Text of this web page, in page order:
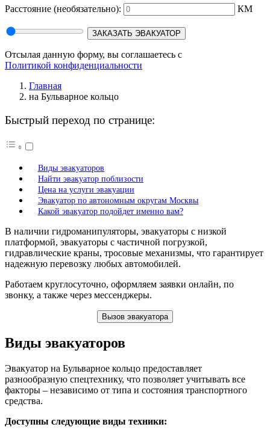
Расстояние (необязательно): КМ
ЗАКАЗАТЬ ЭВАКУАТОР
Отсылая данную форму, вы соглашаетесь с
Политикой конфиденциальности
Главная
на Бульварное кольцо
Быстрый переход по странице:
Виды эвакуаторов
Найти эвакуатор поблизости
Цена на услуги эвакуации
Эвакуатор по автономным округам Москвы
Какой эвакуатор подойдет именно вам?
В наличии гидроманипуляторы, эвакуаторы с низкой
платформой, эвакуаторы с частичной погрузкой,
гидравлические краны, тросовые механизмы, что гарантирует
надежную перевозку любых автомобилей.
Работаем круглосуточно, оформляем заявки онлайн, по
звонку, а также через мессенджеры.
Вызов эвакуатора
Виды эвакуаторов
Эвакуатор на Бульварное кольцо предоставляет
разнообразную спецтехнику, что позволяет учитывать все
факторы – независимо от типа и состояния транспортного
средства.
Доступны следующие виды техники: